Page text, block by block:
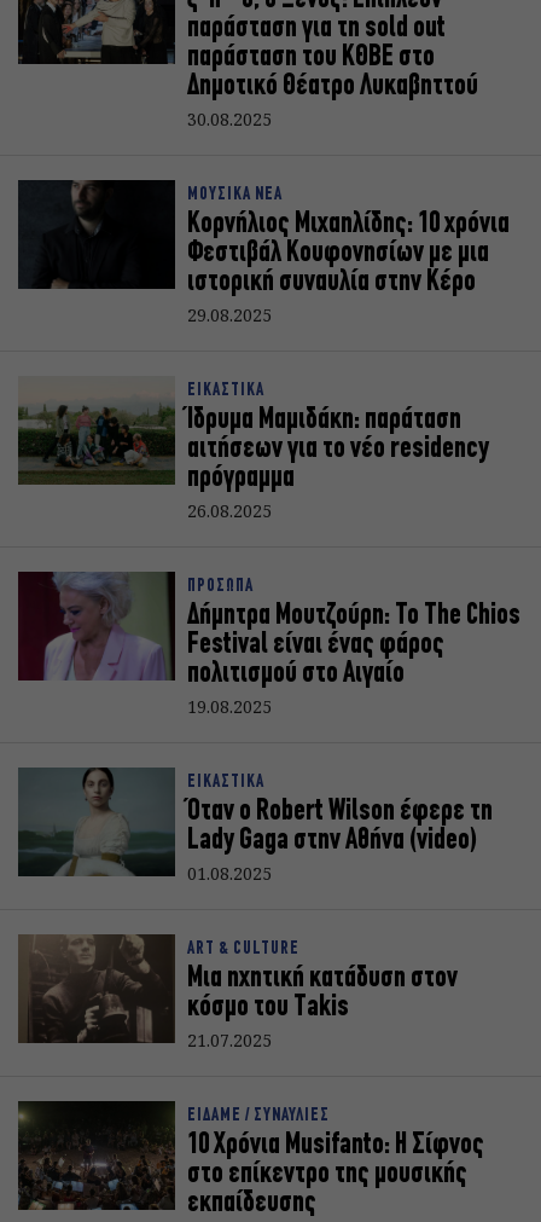
παράσταση για τη sold out
παράσταση του ΚΘΒΕ στο
Δημοτικό Θέατρο Λυκαβηττού
30.08.2025
ΜΟΥΣΙΚΑ ΝΕΑ
Κορνήλιος Μιχαηλίδης: 10 χρόνια
Φεστιβάλ Κουφονησίων με μια
ιστορική συναυλία στην Κέρο
29.08.2025
ΕΙΚΑΣΤΙΚΑ
Ίδρυμα Μαμιδάκη: παράταση
αιτήσεων για το νέο residency
πρόγραμμα
26.08.2025
ΠΡΟΣΩΠΑ
Δήμητρα Μουτζούρη: Το The Chios
Festival είναι ένας φάρος
πολιτισμού στο Αιγαίο
19.08.2025
ΕΙΚΑΣΤΙΚΑ
Όταν ο Robert Wilson έφερε τη
Lady Gaga στην Αθήνα (video)
01.08.2025
ART & CULTURE
Μια ηχητική κατάδυση στον
κόσμο του Takis
21.07.2025
ΕΙΔΑΜΕ / ΣΥΝΑΥΛΙΕΣ
10 Χρόνια Musifanto: Η Σίφνος
στο επίκεντρο της μουσικής
εκπαίδευσης